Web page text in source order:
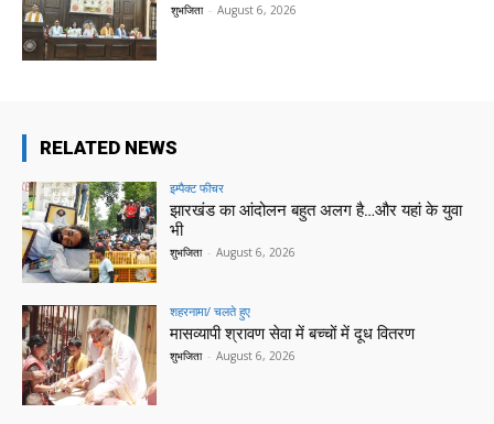
शुभजिता - August 6, 2026
RELATED NEWS
इम्पैक्ट फीचर
झारखंड का आंदोलन बहुत अलग है…और यहां के युवा
भी
शुभजिता - August 6, 2026
शहरनामा/ चलते हुए
मासव्यापी श्रावण सेवा में बच्चों में दूध वितरण
शुभजिता - August 6, 2026